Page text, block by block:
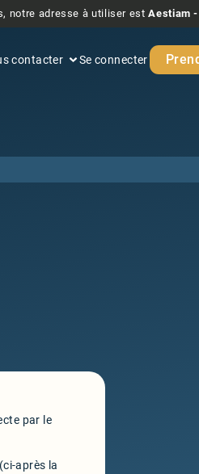
notre adresse à utiliser estAestiam
contacter Se connecter
par le
après la